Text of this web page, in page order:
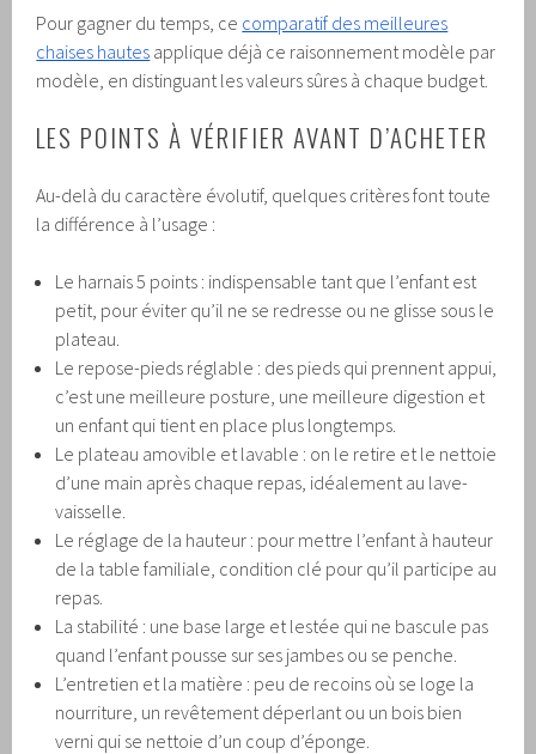
Pour gagner du temps, ce comparatif des meilleures
chaises hautes applique déjà ce raisonnement modèle par
modèle, en distinguant les valeurs sûres à chaque budget.
LES POINTS À VÉRIFIER AVANT D’ACHETER
Au-delà du caractère évolutif, quelques critères font toute
la différence à l’usage :
Le harnais 5 points : indispensable tant que l’enfant est
petit, pour éviter qu’il ne se redresse ou ne glisse sous le
plateau.
Le repose-pieds réglable : des pieds qui prennent appui,
c’est une meilleure posture, une meilleure digestion et
un enfant qui tient en place plus longtemps.
Le plateau amovible et lavable : on le retire et le nettoie
d’une main après chaque repas, idéalement au lave-
vaisselle.
Le réglage de la hauteur : pour mettre l’enfant à hauteur
de la table familiale, condition clé pour qu’il participe au
repas.
La stabilité : une base large et lestée qui ne bascule pas
quand l’enfant pousse sur ses jambes ou se penche.
L’entretien et la matière : peu de recoins où se loge la
nourriture, un revêtement déperlant ou un bois bien
verni qui se nettoie d’un coup d’éponge.